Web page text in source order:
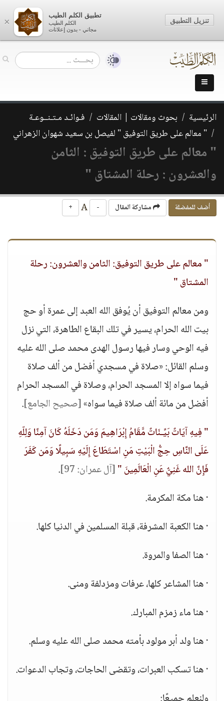
الرئيسية بحوث ومقالات | المقالات
فـوائـد مـتـنــوعـة
" معالم على طريق التوفيق " لفيصل بن سعيد شهوان الزهراني
" معالم على طريق التوفيق : الثامن
والعشرون : رحلة المشتاق "
أضف للمفضلة مشاركة المقال -
+
" معالم على طريق التوفيق: الثامن والعشرون: رحلة
المشتاق "
ومن معالم التوفيق أن يُوفق الله العبد إلى عمرة أو حج
بيت الله الحرام، يسير في تلك البقاع الطاهرة، التي نزل
فيه الوحي وسار فيها رسول الهدى محمد صلى الله عليه
وسلم القائل: «صلاة في مسجدي أفضل من ألف صلاة
فيما سواه إلا المسجد الحرام، وصلاة في المسجد الحرام
أفضل من مائة ألف صلاة فيما سواه»[صحيح الجامع].
" فِيهِ آيَاتٌ بَيِّـنَاتٌ مَّقَامُ إِبْرَاهِيمَ وَمَن دَخَلَهُ كَانَ آمِنًا وَلِلّهِ
عَلَى النَّاسِ حِجُّ الْبَيْتِ مَنِ اسْتَطَاعَ إِلَيْهِ سَبِيلًا وَمَن كَفَرَ
فَإِنَّ الله غَنِيٌّ عَنِ الْعَالَمِينَ "[آل عمران: 97]
.
· هنا مكة المكرمة.
· هنا الكعبة المشرفة، قبلة المسلمين في الدنيا كلها.
· هنا الصفا والمروة.
· هنا المشاعر كلها، عرفات ومزدلفة ومنى.
· هنا ماء زمزم المبارك.
· هنا ولد أبر مولود بأمته محمد صلى الله عليه وسلم.
· هنا تسكب العبرات، وتقضى الحاجات، وتجاب الدعوات.
×
تطبيق الكلم الطيب
الكلم الطيب
مجاني - بدون إعلانات
تنزيل التطبيق